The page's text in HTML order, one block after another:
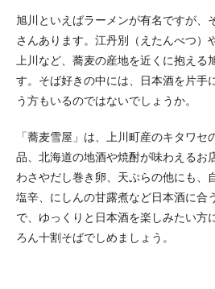
旭川といえばラーメンが有名ですが、
さんあります。江丹別（えたんべつ）
上川など、蕎麦の産地を近くに抱える
す。そば好きの中には、日本酒を片手
う方もいるのではないでしょうか。
「蕎麦雪屋」は、上川町産のキタワ
品、北海道の地酒や焼酎が味わえるお
わさやだし巻き卵、天ぷらの他にも、
塩辛、にしんの甘露煮など日本酒に合
で、ゆっくりと日本酒を楽しみたい方
ろん十割そばでしめましょう。